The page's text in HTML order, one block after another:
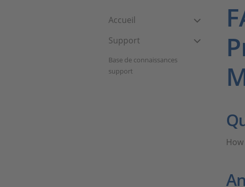
Accueil
Support
Base de connaissances
support